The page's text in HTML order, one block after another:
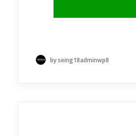
by seing18adminwp8